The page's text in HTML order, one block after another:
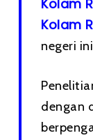
Kolam
Kolam
negeri
dengan